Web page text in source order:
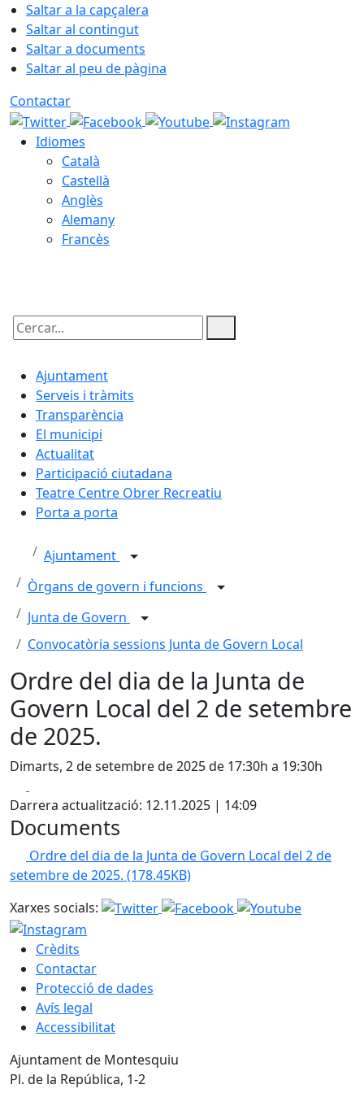
Saltar a la capçalera
Saltar al contingut
Saltar a documents
Saltar al peu de pàgina
Contactar
Idiomes
Català
Castellà
Anglès
Alemany
Francès
Cercar:
Ajuntament
Serveis i tràmits
Transparència
El municipi
Actualitat
Participació ciutadana
Teatre Centre Obrer Recreatiu
Porta a porta
Ajuntament
Òrgans de govern i funcions
Junta de Govern
Convocatòria sessions Junta de Govern Local
Ordre del dia de la Junta de
Govern Local del 2 de setembre
de 2025.
Dimarts, 2 de setembre de 2025 de 17:30h a 19:30h
Darrera actualització: 12.11.2025 | 14:09
Documents
Ordre del dia de la Junta de Govern Local del 2 de
setembre de 2025. (178.45KB)
Xarxes socials:
Crèdits
Contactar
Protecció de dades
Avís legal
Accessibilitat
Ajuntament de Montesquiu
Pl. de la República, 1-2